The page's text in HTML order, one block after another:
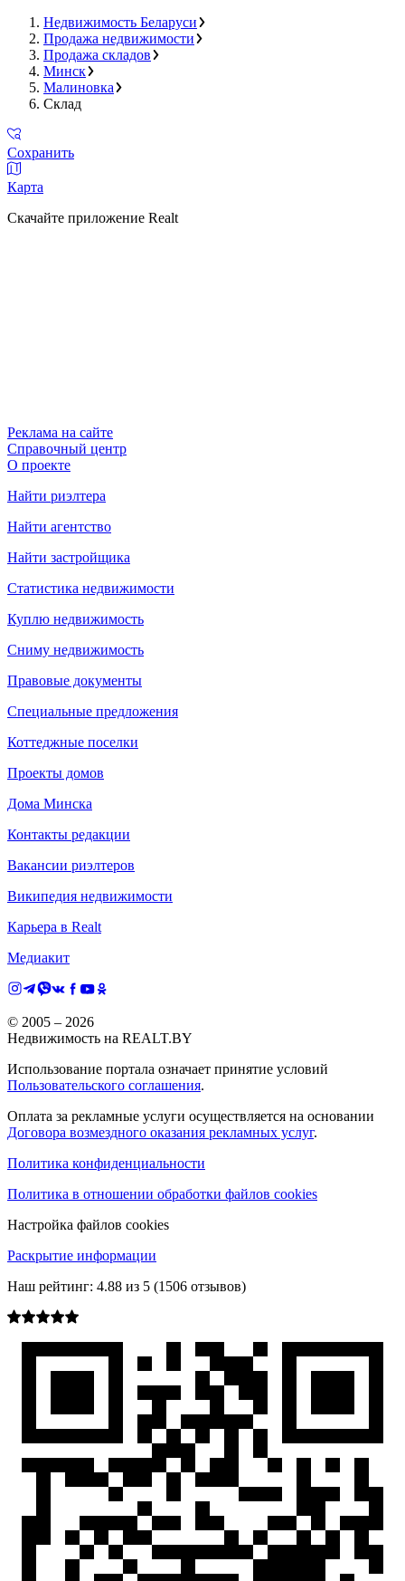
Недвижимость Беларуси
Продажа недвижимости
Продажа складов
Минск
Малиновка
Склад
Сохранить
Карта
Скачайте приложение Realt
Реклама на сайте
Справочный центр
О проекте
Найти риэлтера
Найти агентство
Найти застройщика
Статистика недвижимости
Куплю недвижимость
Сниму недвижимость
Правовые документы
Специальные предложения
Коттеджные поселки
Проекты домов
Дома Минска
Контакты редакции
Вакансии риэлтеров
Википедия недвижимости
Карьера в Realt
Медиакит
© 2005 – 2026
Недвижимость на REALT.BY
Использование портала означает принятие условий
Пользовательского соглашения.
Оплата за рекламные услуги осуществляется на основании
Договора возмездного оказания рекламных услуг.
Политика конфиденциальности
Политика в отношении обработки файлов cookies
Настройка файлов cookies
Раскрытие информации
Наш рейтинг: 4.88 из 5 (1506 отзывов)